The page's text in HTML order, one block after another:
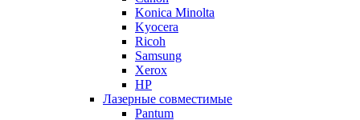
Konica Minolta
Kyocera
Ricoh
Samsung
Xerox
НР
Лазерные совместимые
Pantum